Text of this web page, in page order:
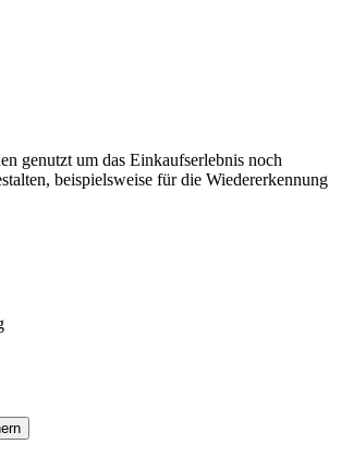
genutzt um das Einkaufserlebnis noch
beispielsweise für die Wiedererkennung